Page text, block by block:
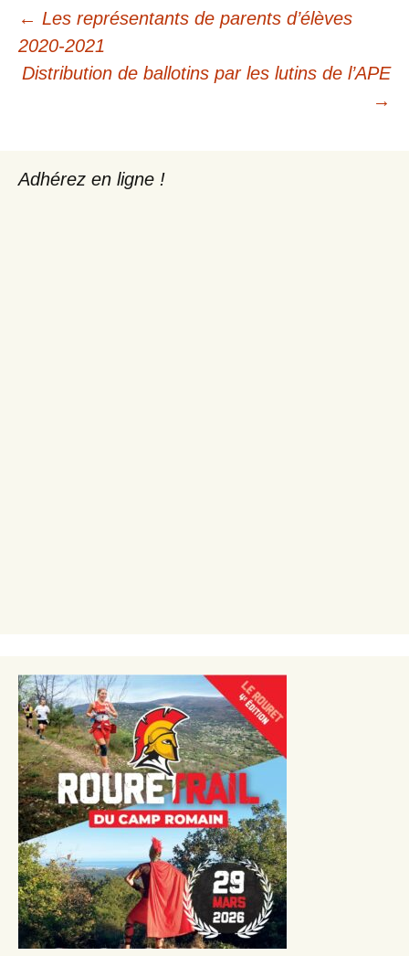
Navigation
des
← Les représentants de parents d’élèves
2020-2021
Distribution de ballotins par les lutins de l’APE
→
Adhérez en ligne !